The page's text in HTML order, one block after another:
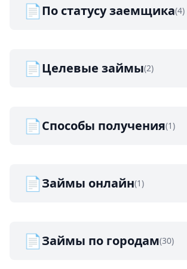
📄По статусу заемщика(4)
📄Целевые займы(2)
📄Способы получения(1)
📄Займы онлайн(1)
📄Займы по городам(30)